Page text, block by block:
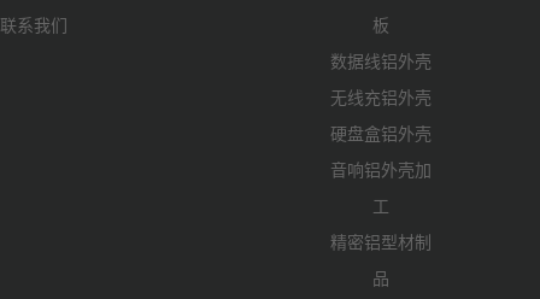
联系我们
板
数据线铝外壳
无线充铝外壳
硬盘盒铝外壳
音响铝外壳加
工
精密铝型材制
品